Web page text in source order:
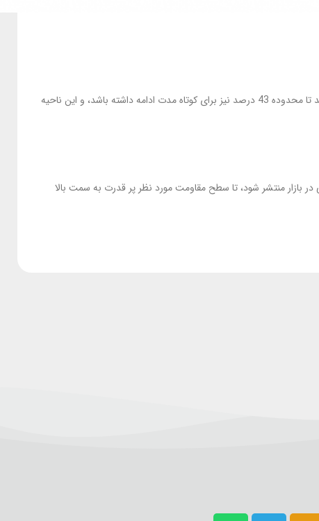
دامیننس بیت کوین با شکست حمایت 4 درصد، در حال ریزش بیشتر می باشد، که این ریزش به دلیل رشد آلت کوین های بازار می باشد. کاهش می تواند تا محدوده 43 درصد نیز برای کوتاه مدت ادامه داشته باشد، و این ناحیه
که اخبار مثبتی در بازار منتشر شود، تا سطح مقاومت مورد نظر پر قدرت به سمت بالا